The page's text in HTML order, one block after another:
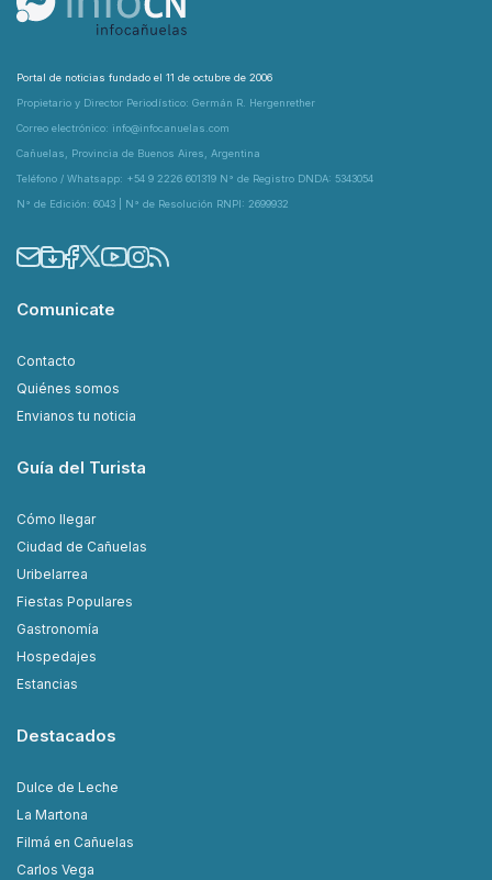
Portal de noticias fundado el 11 de octubre de 2006
Propietario y Director Periodístico: Germán R. Hergenrether
Correo electrónico: info@infocanuelas.com
Cañuelas, Provincia de Buenos Aires, Argentina
Teléfono / Whatsapp: +54 9 2226 601319 N° de Registro DNDA: 5343054
N° de Edición: 6043 | N° de Resolución RNPI: 2699932
Comunicate
Contacto
Quiénes somos
Envianos tu noticia
Guía del Turista
Cómo llegar
Ciudad de Cañuelas
Uribelarrea
Fiestas Populares
Gastronomía
Hospedajes
Estancias
Destacados
Dulce de Leche
La Martona
Filmá en Cañuelas
Carlos Vega